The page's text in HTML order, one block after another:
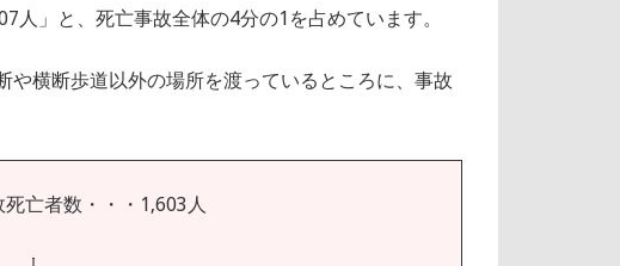
人」と、死亡事故全体の4分の1を占めています。
横断歩道以外の場所を渡っているところに、事故
亡者数・・・1,603人